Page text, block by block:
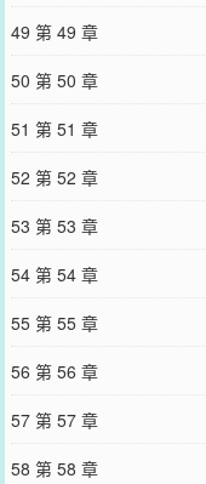
49 第 49 章
50 第 50 章
51 第 51 章
52 第 52 章
53 第 53 章
54 第 54 章
55 第 55 章
56 第 56 章
57 第 57 章
58 第 58 章